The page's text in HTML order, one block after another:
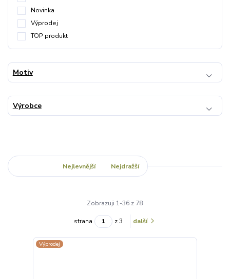
Novinka
Výprodej
TOP produkt
Motiv
Výrobce
Nejlevnější Nejdražší
Zobrazuji 1-36 z 78
strana z 3 další
Výprodej